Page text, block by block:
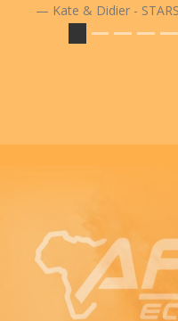
Kate & Didier -